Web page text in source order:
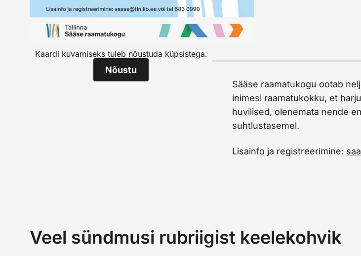
Kaardi kuvamiseks tuleb nõustuda küpsistega.
Nõustu
Sääse raamatukogu ootab
inimesi raamatukokku, et
huvilised, olenemata nende
suhtlustasemel.
Lisainfo ja registreerimine:
Veel sündmusi rubriigist keelekohvik